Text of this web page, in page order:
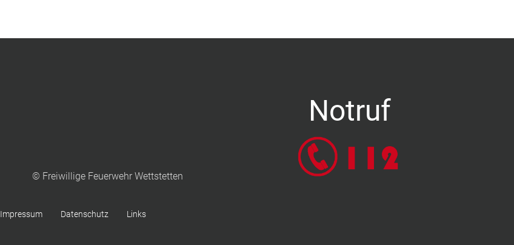
© Freiwillige Feuerwehr Wettstetten
Impressum Datenschutz Links
Notruf